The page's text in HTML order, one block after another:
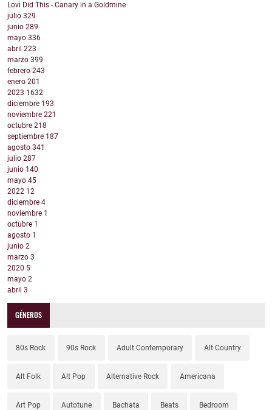
Lovi Did This - Canary in a Goldmine
julio 329
junio 289
mayo 336
abril 223
marzo 399
febrero 243
enero 201
2023 1632
diciembre 193
noviembre 221
octubre 218
septiembre 187
agosto 341
julio 287
junio 140
mayo 45
2022 12
diciembre 4
noviembre 1
octubre 1
agosto 1
junio 2
marzo 3
2020 5
mayo 2
abril 3
GÉNEROS
80s Rock 90s Rock Adult Contemporary Alt Country
Alt Folk Alt Pop Alternative Rock Americana
Art Pop Autotune Bachata Beats Bedroom